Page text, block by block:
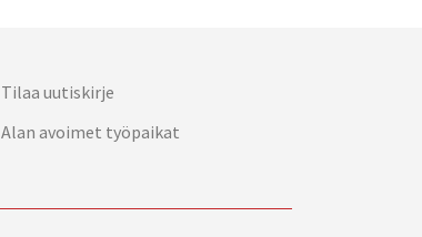
Tilaa uutiskirje
Alan avoimet työpaikat